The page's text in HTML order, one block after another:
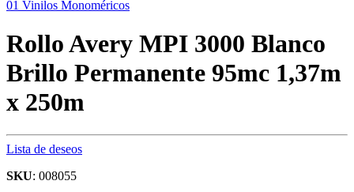
01 Vinilos Monoméricos
Rollo Avery MPI 3000 Blanco
Brillo Permanente 95mc 1,37m
x 250m
Lista de deseos
SKU: 008055